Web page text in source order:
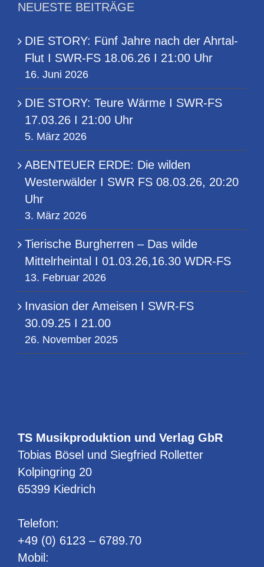
NEUESTE BEITRÄGE
DIE STORY: Fünf Jahre nach der Ahrtal-
Flut I SWR-FS 18.06.26 I 21:00 Uhr
16. Juni 2026
DIE STORY: Teure Wärme I SWR-FS
17.03.26 I 21:00 Uhr
5. März 2026
ABENTEUER ERDE: Die wilden
Westerwälder I SWR FS 08.03.26, 20:20
Uhr
3. März 2026
Tierische Burgherren – Das wilde
Mittelrheintal I 01.03.26,16.30 WDR-FS
13. Februar 2026
Invasion der Ameisen I SWR-FS
30.09.25 I 21.00
26. November 2025
TS Musikproduktion und Verlag GbR
Tobias Bösel und Siegfried Rolletter
Kolpingring 20
65399 Kiedrich
Telefon:
+49 (0) 6123 – 6789.70
Mobil: